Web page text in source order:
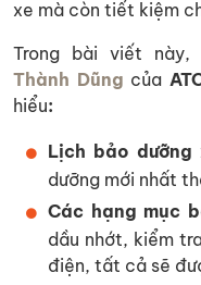
xe mà còn tiết kiệm
Trong bài viết này,
Thành Dũng của
hiểu:
Lịch bảo dưỡng
dưỡng mới nhất
Các hạng mục
dầu nhớt, kiểm
điện, tất cả sẽ